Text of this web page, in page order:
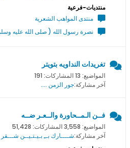
منتديات-فرعية
منتدى المواهب الشعرية
نصرة رسول الله ( صلى الله عليه
تغريدات النداويه بتويتر
المواضيع: 13 المشاركات: 191
آخر مشاركة:جور الزمن ....
فــن الـمــحاورة والــعـر ضــه
المواضيع: 3,558 المشاركات: 51,428
آخر مشاركة:شــــارك بــِ بـيـتـيــن شـــقر